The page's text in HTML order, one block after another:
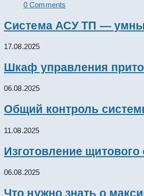
0 Comments
Система АСУ ТП —
17.08.2025
Шкаф управления
06.08.2025
Общий контроль
11.08.2025
Изготовление
06.08.2025
Что нужно знать о